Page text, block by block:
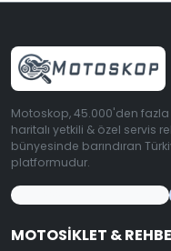
Motoskop, 45.000'den
haritalı yetkili & özel servis
bünyesinde barındıran
platformudur.
MOTOSIKLET &